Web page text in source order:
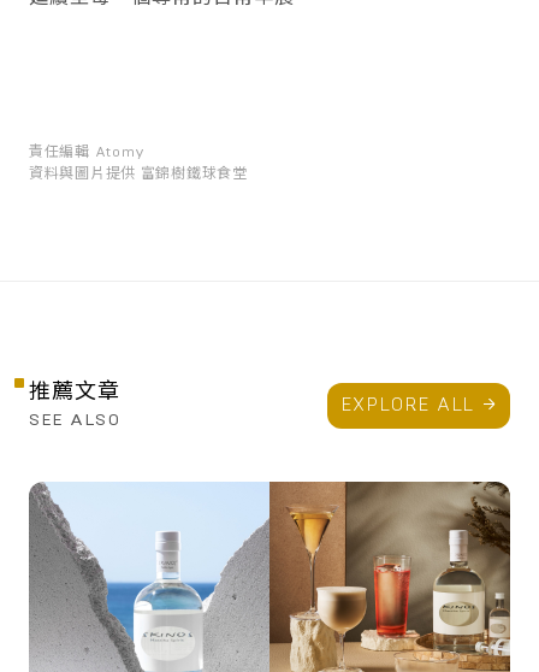
責任編輯 Atomy
資料與圖片提供 富錦樹鐵球食堂
推薦文章
SEE ALSO
EXPLORE ALL